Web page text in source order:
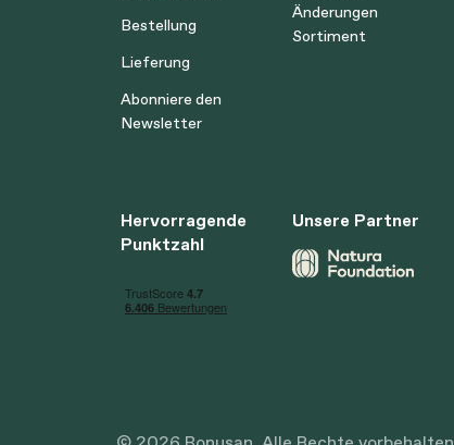
Bestellung
Lieferung
Abonniere den
Newsletter
Änderungen
Sortiment
Hervorragende
Punktzahl
Unsere Partner